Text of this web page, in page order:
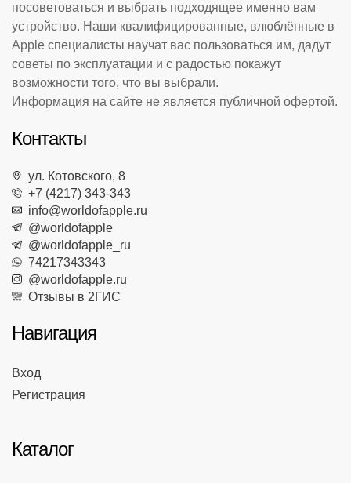
посоветоваться и выбрать подходящее именно вам
устройство. Наши квалифицированные, влюблённые в
Apple специалисты научат вас пользоваться им, дадут
советы по эксплуатации и с радостью покажут
возможности того, что вы выбрали.
Информация на сайте не является публичной офертой.
Контакты
ул. Котовского, 8
+7 (4217) 343-343
info@worldofapple.ru
@worldofapple
@worldofapple_ru
74217343343
@worldofapple.ru
Отзывы в 2ГИС
Навигация
Вход
Регистрация
Каталог